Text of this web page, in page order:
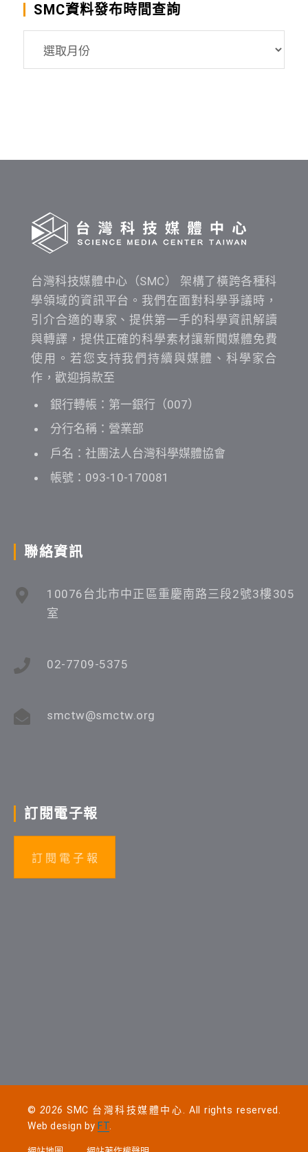
SMC資料發布時間查詢
台灣科技媒體中心（SMC） 架構了橫跨各種科
學領域的資訊平台。我們在面對科學爭議時，
引介合適的專家、提供第一手的科學資訊解讀
與轉譯，提供正確的科學素材讓新聞媒體免費
使用。若您支持我們持續與媒體、科學家合
作，歡迎捐款至
銀行轉帳：第一銀行（007）
分行名稱：營業部
戶名：社團法人台灣科學媒體協會
帳號：093-10-170081
聯絡資訊
10076台北市中正區重慶南路三段2號3樓305
室
02-7709-5375
smctw@smctw.org
訂閱電子報
訂 閱 電 子 報
© 2026 SMC 台灣科技媒體中心. All rights reserved.
Web design by FT